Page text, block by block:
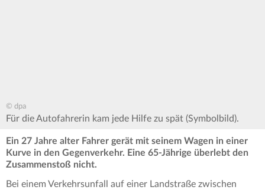
© dpa
Für die Autofahrerin kam jede Hilfe zu spät (Symbolbild).
Ein 27 Jahre alter Fahrer gerät mit seinem Wagen in einer
Kurve in den Gegenverkehr. Eine 65-Jährige überlebt den
Zusammenstoß nicht.
Bei einem Verkehrsunfall auf einer Landstraße zwischen